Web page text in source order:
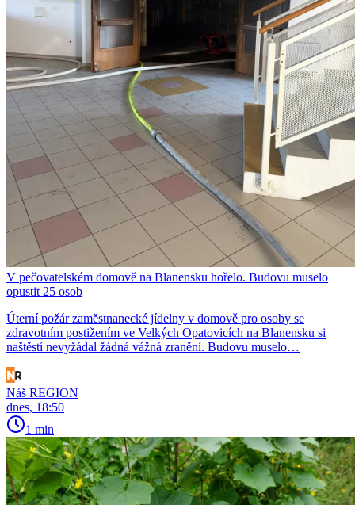
V pečovatelském domově na Blanensku hořelo. Budovu muselo
opustit 25 osob
Úterní požár zaměstnanecké jídelny v domově pro osoby se
zdravotním postižením ve Velkých Opatovicích na Blanensku si
naštěstí nevyžádal žádná vážná zranění. Budovu muselo…
Náš REGION
dnes, 18:50
1 min